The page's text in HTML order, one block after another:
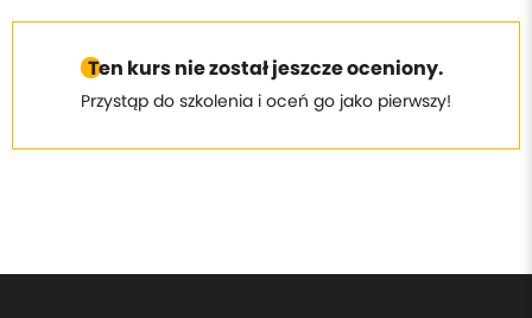
Ten kurs nie został jeszcze oceniony.
Przystąp do szkolenia i oceń go jako pierwszy!